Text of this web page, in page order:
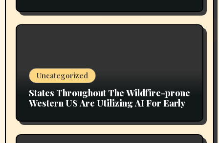
Uncategorized
States Throughout The Wildfire-prone
Western US Are Utilizing AI For Early